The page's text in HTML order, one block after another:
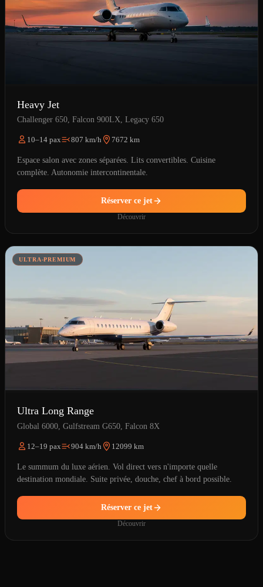
Heavy Jet
Challenger 650, Falcon 900LX, Legacy 650
10–14 pax 807 km/h 7672 km
Espace salon avec zones séparées. Lits convertibles. Cuisine
complète. Autonomie intercontinentale.
Réserver ce jet
Découvrir
ULTRA-PREMIUM
Ultra Long Range
Global 6000, Gulfstream G650, Falcon 8X
12–19 pax 904 km/h 12099 km
Le summum du luxe aérien. Vol direct vers n'importe quelle
destination mondiale. Suite privée, douche, chef à bord possible.
Réserver ce jet
Découvrir